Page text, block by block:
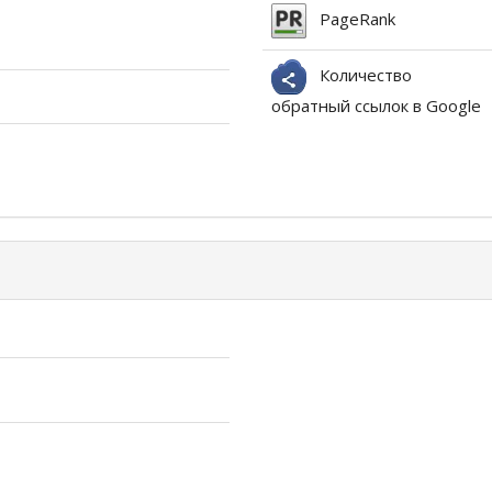
PageRank
Количество
обратный ссылок в Google